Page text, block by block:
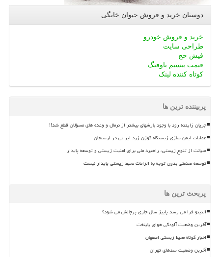
دوستان خرید و فروش حیوان خانگی
خرید و فروش خودرو
طراحی سایت
فیش حج
قیمت بیسیم باوفنگ
کوتاه کننده لینک
پربیننده ترین ها
جریان زاینده رود با وجود بارشهای بیشتر از نرمال و وعده های مسؤلان قطع شد!!
عملیات ایمن سازی زیستگاه گوزن زرد ایرانی در ارسنجان
صیانت از تنوع زیستی، راهبرد ملی برای امنیت زیستی و توسعه پایدار
توسعه صنعتی بدون توجه به الزامات محیط زیستی پایدار نیست
پربحث ترین ها
النینو فرا می رسد پاییز سال جاری پرچالش می شود؟
آخرین وضعیت آلودگی هوای پایتخت
اخبار کوتاه محیط زیستی اصفهان
آخرین وضعیت سدهای تهران